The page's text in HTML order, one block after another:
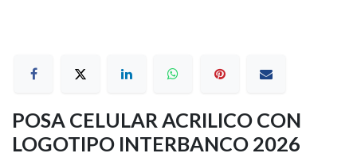
POSA CELULAR ACRILICO CON
LOGOTIPO INTERBANCO 2026